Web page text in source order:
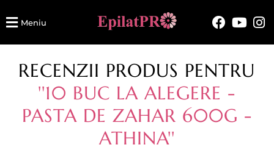
Meniu
RECENZII PRODUS PENTRU
10 BUC LA ALEGERE -
PASTA DE ZAHAR 600G -
ATHINA